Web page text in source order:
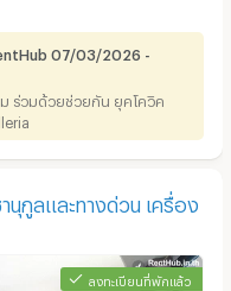
07/03/2026 -
ม ร่วมด้วยช่วยกัน ยุคโควิค
านุกูลและทางด่วน เครื่อง
ลงทะเบียนที่พักแล้ว